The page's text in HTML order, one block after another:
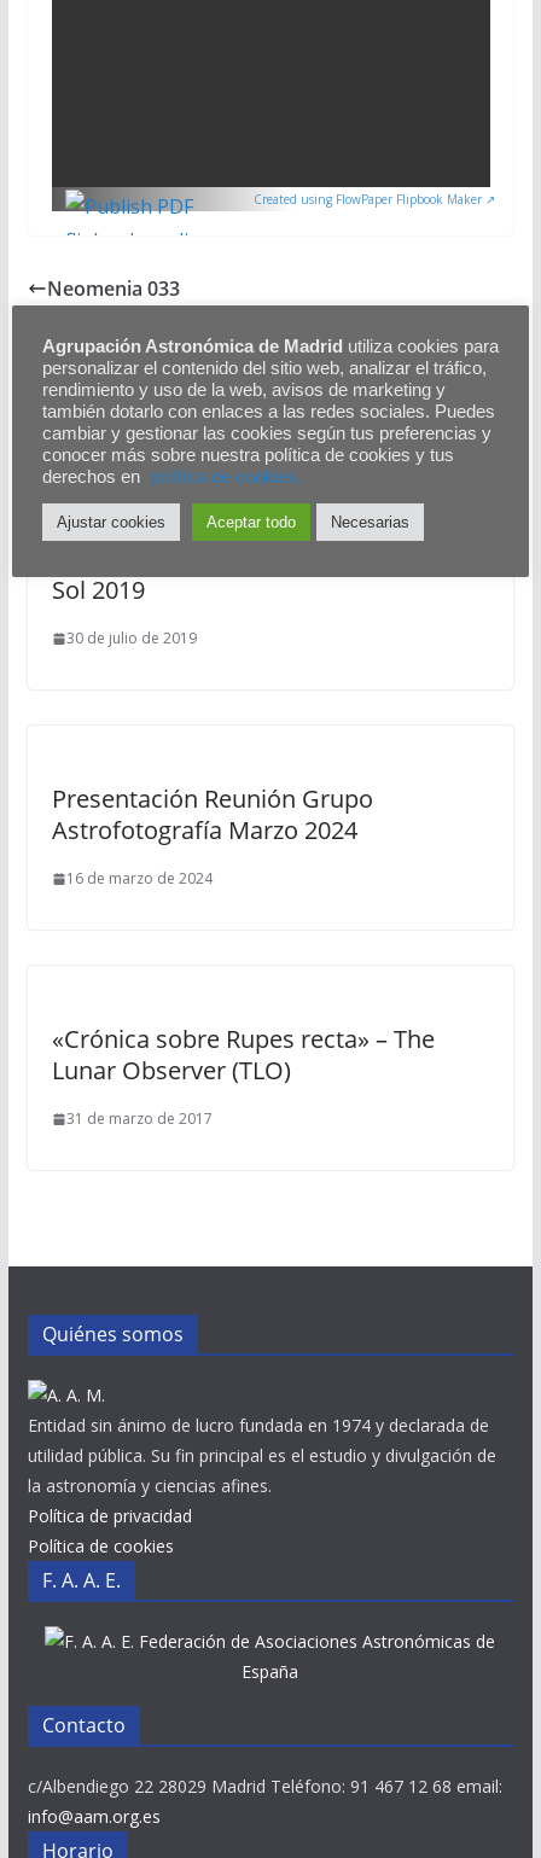
Created using FlowPaper Flipbook Maker ↗
Neomenia 033
También te puede gustar
Expedición astronómica al Cielo Sur de
Sol 2019
30 de julio de 2019
Presentación Reunión Grupo
Astrofotografía Marzo 2024
16 de marzo de 2024
«Crónica sobre Rupes recta» – The
Lunar Observer (TLO)
31 de marzo de 2017
Quiénes somos
Entidad sin ánimo de lucro fundada en 1974 y declarada de
utilidad pública. Su fin principal es el estudio y divulgación de
la astronomía y ciencias afines.
Política de privacidad
Política de cookies
F. A. A. E.
Federación de Asociaciones Astronómicas de
España
Contacto
c/Albendiego 22 28029 Madrid Teléfono: 91 467 12 68 email:
info@aam.org.es
Horario
Agrupación Astronómica de Madrid utiliza cookies para
personalizar el contenido del sitio web, analizar el tráfico,
rendimiento y uso de la web, avisos de marketing y
también dotarlo con enlaces a las redes sociales. Puedes
cambiar y gestionar las cookies según tus preferencias y
conocer más sobre nuestra política de cookies y tus
derechos en polítíca de cookies.
Ajustar cookies Aceptar todo Necesarias